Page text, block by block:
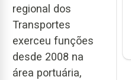
regional dos
Transportes
exerceu funções
desde 2008 na
área portuária,